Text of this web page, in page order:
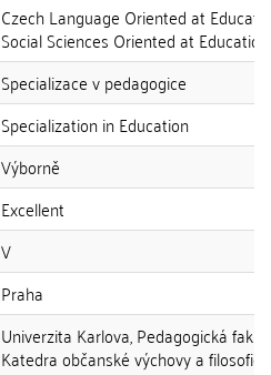
Czech Language Oriented at
Social Sciences Oriented at Education
Specializace v pedagogice
Specialization in Education
Výborně
Excellent
V
Praha
Univerzita Karlova, Pedagogická
Katedra občanské výchovy a filosofie